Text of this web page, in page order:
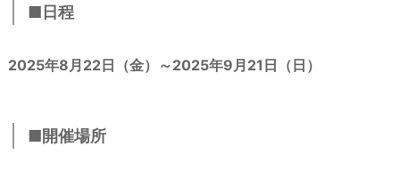
■日程
2025年8月22日（金）～2025年9月21日（日）
■開催場所